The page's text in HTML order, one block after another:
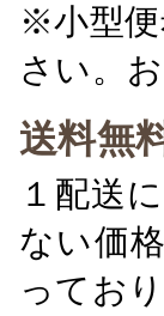
※小型便
さい。
送料無
１配送
ない価
ってお